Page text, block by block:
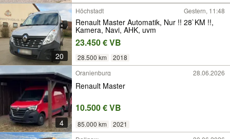
20
Höchstadt Gestern, 11:48
Renault Master Automatik, Nur !! 28`KM !!,
Kamera, Navi, AHK, uvm
23.450 € VB
28.500 km 2018
4
Oranienburg 28.06.2026
Renault Master
10.500 € VB
85.000 km 2021